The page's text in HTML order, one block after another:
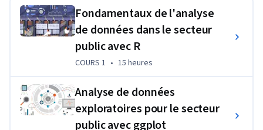
décideurs politiques de la signification de ces données.
Cette Specializations vous dotera de compétences
techniques fondamentales en utilisant le langage de
programmation R pour recueillir, manipuler, analyser,
politiques publiques et les fonctions administratives
publiques. Tout au long des quatre cours, vous acquerrez de
nouvelles compétences en utilisant les packages populaires
Fondamentaux de l'analyse
de données dans le secteur
public avec R
COURS 1 15 heures
COURS 1 • 15 heures
Analyse de données
exploratoires pour le secteur
public avec ggplot